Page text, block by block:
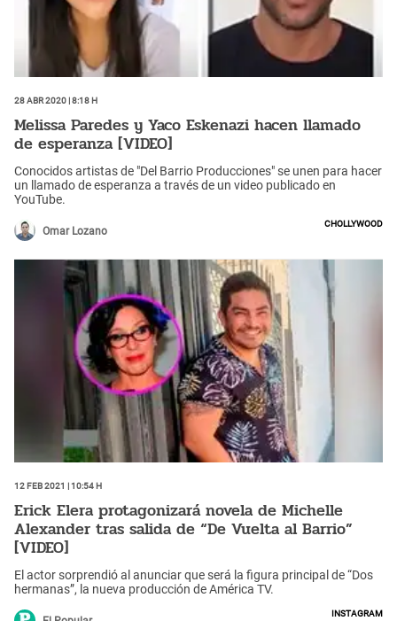
28 Abr 2020 | 8:18 h
Melissa Paredes y Yaco Eskenazi hacen llamado
de esperanza [VIDEO]
Conocidos artistas de "Del Barrio Producciones" se unen para hacer
un llamado de esperanza a través de un video publicado en
YouTube.
Omar Lozano
Chollywood
12 Feb 2021 | 10:54 h
Erick Elera protagonizará novela de Michelle
Alexander tras salida de “De Vuelta al Barrio”
[VIDEO]
El actor sorprendió al anunciar que será la figura principal de “Dos
hermanas”, la nueva producción de América TV.
Instagram